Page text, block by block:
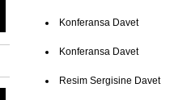
Konferansa Davet
Konferansa Davet
Resim Sergisine Davet